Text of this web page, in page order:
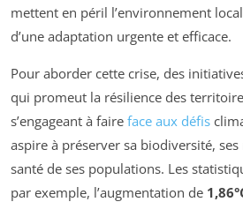
mettent en péril l’environnement
d’une adaptation urgente et efficace.
Pour aborder cette crise, des
qui promeut la résilience des
s’engageant à faire face aux défis
aspire à préserver sa biodiversité, ses
santé de ses populations. Les
par exemple, l’augmentation de